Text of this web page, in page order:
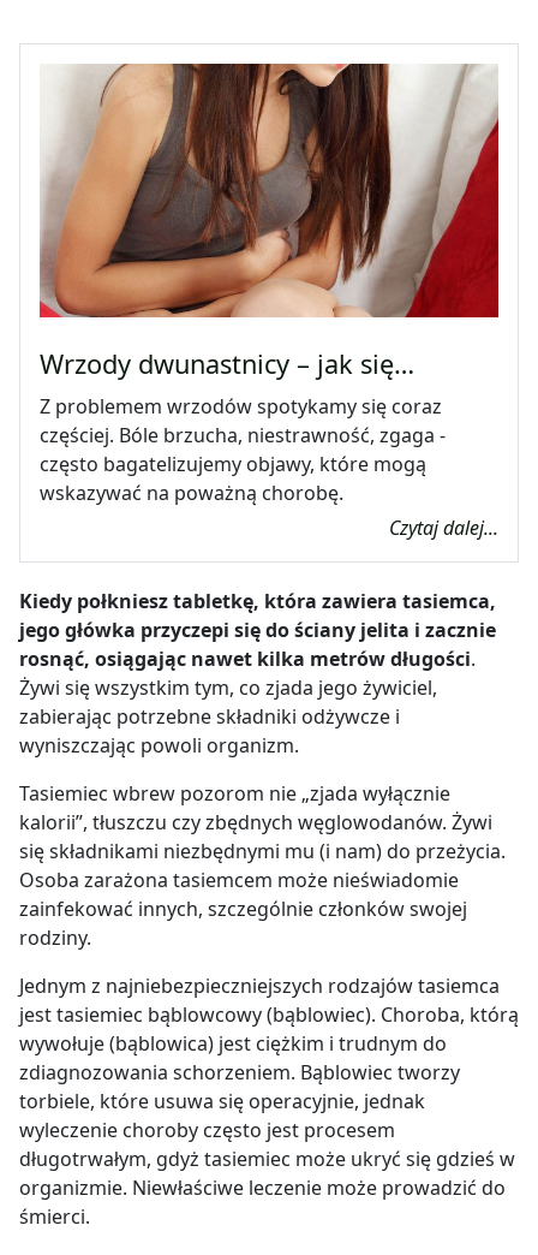
Wrzody dwunastnicy – jak się…
Z problemem wrzodów spotykamy się coraz
częściej. Bóle brzucha, niestrawność, zgaga -
często bagatelizujemy objawy, które mogą
wskazywać na poważną chorobę.
Czytaj dalej...
Kiedy połkniesz tabletkę, która zawiera tasiemca,
jego główka przyczepi się do ściany jelita i zacznie
rosnąć, osiągając nawet kilka metrów długości.
Żywi się wszystkim tym, co zjada jego żywiciel,
zabierając potrzebne składniki odżywcze i
wyniszczając powoli organizm.
Tasiemiec wbrew pozorom nie „zjada wyłącznie
kalorii”, tłuszczu czy zbędnych węglowodanów. Żywi
się składnikami niezbędnymi mu (i nam) do przeżycia.
Osoba zarażona tasiemcem może nieświadomie
zainfekować innych, szczególnie członków swojej
rodziny.
Jednym z najniebezpieczniejszych rodzajów tasiemca
jest tasiemiec bąblowcowy (bąblowiec). Choroba, którą
wywołuje (bąblowica) jest ciężkim i trudnym do
zdiagnozowania schorzeniem. Bąblowiec tworzy
torbiele, które usuwa się operacyjnie, jednak
wyleczenie choroby często jest procesem
długotrwałym, gdyż tasiemiec może ukryć się gdzieś w
organizmie. Niewłaściwe leczenie może prowadzić do
śmierci.